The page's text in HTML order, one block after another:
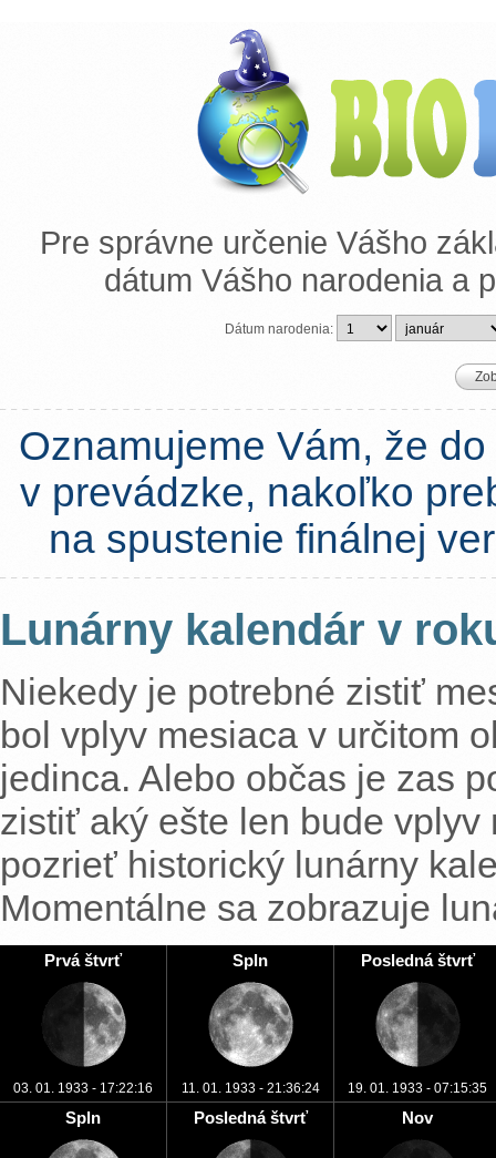
Pre správne určenie Vášho
dátum Vášho narodenia a
Dátum narodenia:
Oznamujeme Vám, že
v prevádzke, nakoľko
na spustenie finálnej
Lunárny kalendár v
Niekedy je potrebné zistiť
bol vplyv mesiaca v určitom
jedinca. Alebo občas je zas
zistiť aký ešte len bude
pozrieť historický lunárny
Momentálne sa zobrazuje
Prvá štvrť
03. 01. 1933 - 17:22:16
Spln
11. 01. 1933 - 21:36:24
Posledná štvrť
19. 01. 1933 - 07:15:35
Spln Posledná štvrť Nov